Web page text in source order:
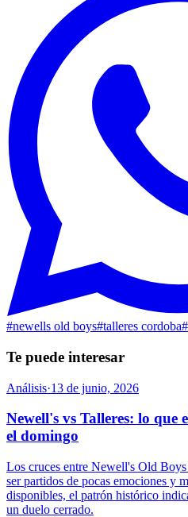
#newells old boys#talleres cordoba#
Te puede interesar
Análisis·13 de junio, 2026
Newell's vs Talleres: lo
el domingo
Los cruces entre Newell's Old
ser partidos de pocas emociones y
disponibles, el patrón histórico
un duelo cerrado.